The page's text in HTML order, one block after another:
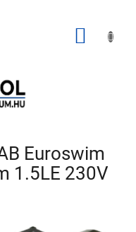
KOSÁR
Euroswim
1.5LE 230V